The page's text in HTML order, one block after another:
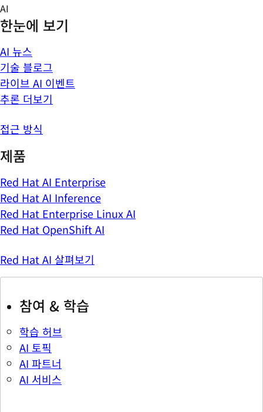
Skip
to
content
AI
한눈에 보기
AI 뉴스
기술 블로그
라이브 AI 이벤트
추론 더보기
접근 방식
제품
Red Hat AI Enterprise
Red Hat AI Inference
Red Hat Enterprise Linux AI
Red Hat OpenShift AI
Red Hat AI 살펴보기
참여 & 학습
학습 허브
AI 토픽
AI 파트너
AI 서비스